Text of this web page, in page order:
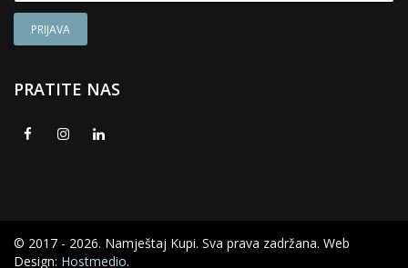
PRATITE NAS
© 2017 - 2026. Namještaj Kupi. Sva prava zadržana. Web
Design: Hostmedio.